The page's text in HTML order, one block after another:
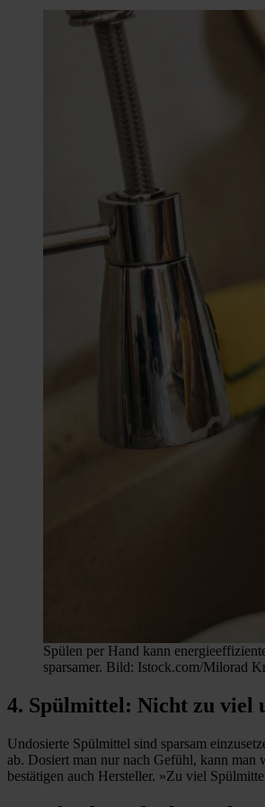
Spülen per Hand kann
sparsamer. Bild: Istock.com/Milorad
4. Spülmittel: Nicht zu viel
Undosierte Spülmittel sind sparsam
ab. Dosiert man nur nach Gefühl, kann man
bestätigen auch Hersteller. »Zu viel